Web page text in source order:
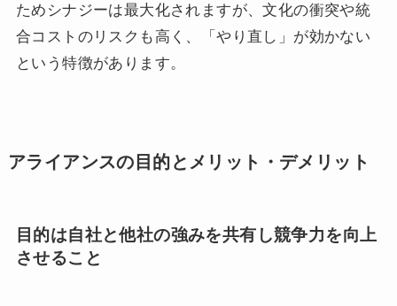
ためシナジーは最大化されますが、文化の衝突や統
合コストのリスクも高く、「やり直し」が効かない
という特徴があります。
アライアンスの目的とメリット・デメリット
目的は自社と他社の強みを共有し競争力を向上
させること